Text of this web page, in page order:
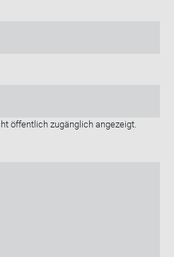
öffentlich zugänglich angezeigt.